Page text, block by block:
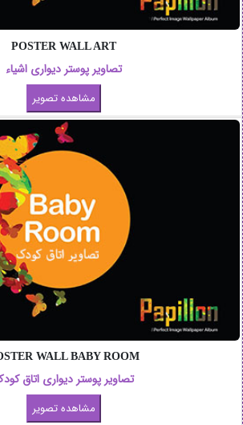
POSTER WALL ART
تصاویر پوستر دیواری اشیاء
WALL BABY ROOM
تصاویر پوستر دیواری اتاق